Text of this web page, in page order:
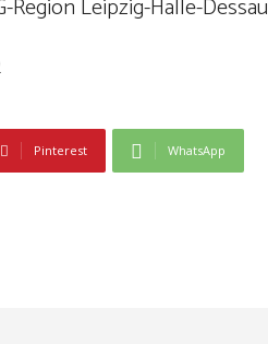
Leipzig-Halle-Dessau
Pinterest WhatsApp